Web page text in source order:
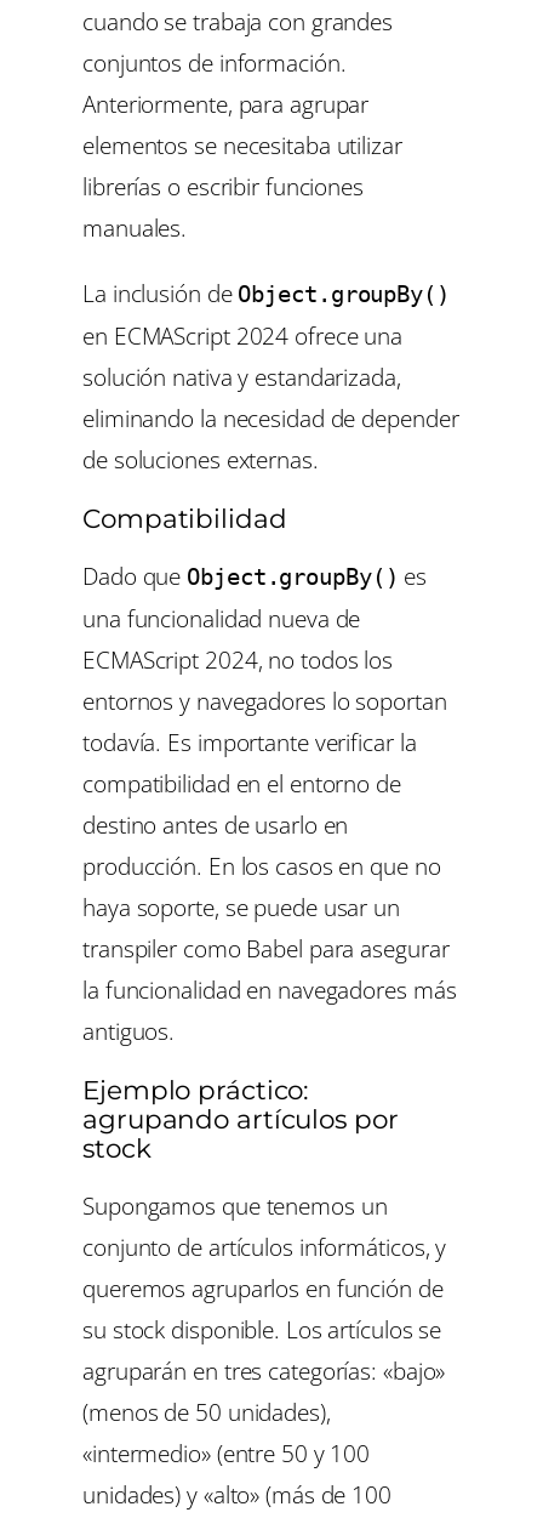
cuando se trabaja con grandes
conjuntos de información.
Anteriormente, para agrupar
elementos se necesitaba utilizar
librerías o escribir funciones
manuales.
La inclusión de Object.groupBy()
en ECMAScript 2024 ofrece una
solución nativa y estandarizada,
eliminando la necesidad de depender
de soluciones externas.
Compatibilidad
Dado que Object.groupBy() es
una funcionalidad nueva de
ECMAScript 2024, no todos los
entornos y navegadores lo soportan
todavía. Es importante verificar la
compatibilidad en el entorno de
destino antes de usarlo en
producción. En los casos en que no
haya soporte, se puede usar un
transpiler como Babel para asegurar
la funcionalidad en navegadores más
antiguos.
Ejemplo práctico:
agrupando artículos por
stock
Supongamos que tenemos un
conjunto de artículos informáticos, y
queremos agruparlos en función de
su stock disponible. Los artículos se
agruparán en tres categorías: «bajo»
(menos de 50 unidades),
«intermedio» (entre 50 y 100
unidades) y «alto» (más de 100